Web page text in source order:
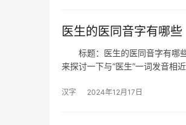
医生的医同音字有哪些
标题：医生的医同音字有哪
来探讨一下与“医生”一词发音相
汉字 2024年12月17日